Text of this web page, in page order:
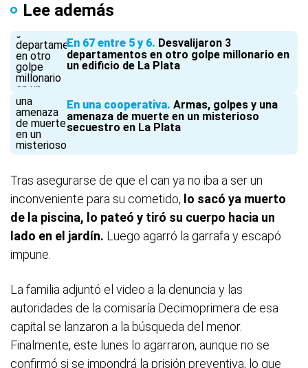
Lee además
En 67 entre 5 y 6 Desvalijaron 3
departamentos en otro golpe millonario en
un edificio de La Plata
En una cooperativa Armas, golpes y una
amenaza de muerte en un misterioso
secuestro en La Plata
Tras asegurarse de que el can ya no iba a ser un
inconveniente para su cometido, lo sacó ya muerto
de la piscina, lo pateó y tiró su cuerpo hacia un
lado en el jardín. Luego agarró la garrafa y escapó
impune.
La familia adjuntó el video a la denuncia y las
autoridades de la comisaría Decimoprimera de esa
capital se lanzaron a la búsqueda del menor.
Finalmente, este lunes lo agarraron, aunque no se
confirmó si se impondrá la prisión preventiva, lo que